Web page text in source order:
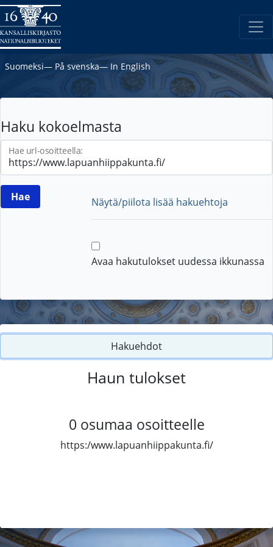
Suomeksi― På svenska― In English
Haku kokoelmasta
Hae url-osoitteella:
Näytä/piilota lisää hakuehtoja
Avaa hakutulokset uudessa ikkunassa
Hakuehdot
Haun tulokset
0 osumaa osoitteelle
https:/www.lapuanhiippakunta.fi/